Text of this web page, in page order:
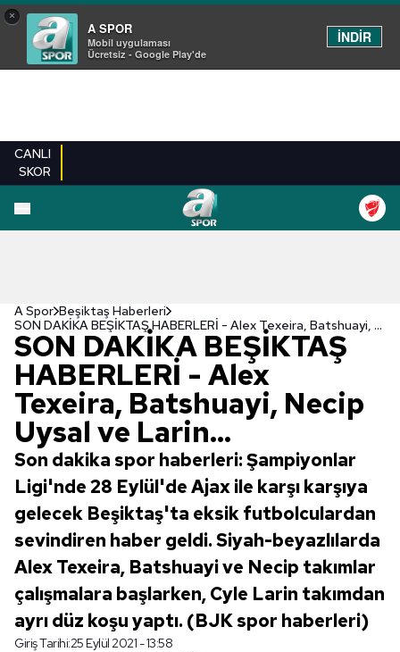
×
A SPOR
Mobil uygulaması
Ücretsiz - Google Play'de
İNDİR
CANLI
SKOR
A Spor Beşiktaş Haberleri
SON DAKİKA BEŞİKTAŞ HABERLERİ - Alex Texeira, Batshuayi, Necip Uysal ve Larin...
SON DAKİKA BEŞİKTAŞ
HABERLERİ - Alex
Texeira, Batshuayi, Necip
Uysal ve Larin...
Son dakika spor haberleri: Şampiyonlar
Ligi'nde 28 Eylül'de Ajax ile karşı karşıya
gelecek Beşiktaş'ta eksik futbolculardan
sevindiren haber geldi. Siyah-beyazlılarda
Alex Texeira, Batshuayi ve Necip takımlar
çalışmalara başlarken, Cyle Larin takımdan
ayrı düz koşu yaptı. (BJK spor haberleri)
Giriş Tarihi:25 Eylül 2021 - 13:58